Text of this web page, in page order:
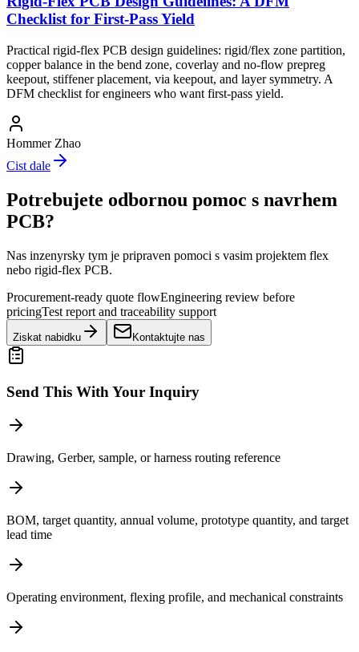
Checklist for First-Pass Yield
Practical rigid-flex PCB design guidelines: rigid/flex zone partition,
copper balance in the bend zone, coverlay and no-flow prepreg
keepout, stiffener placement, via keepout, and layer symmetry. A
DFM checklist for engineers who want first-pass yield.
Hommer Zhao
Cist dale
Potrebujete odbornou pomoc s navrhem
PCB?
Nas inzenyrsky tym je pripraven pomoci s vasim projektem flex
nebo rigid-flex PCB.
Procurement-ready quote flowEngineering review before
pricingTest report and traceability support
Ziskat nabidku Kontaktujte nas
Send This With Your Inquiry
Drawing, Gerber, sample, or harness routing reference
BOM, target quantity, annual volume, prototype quantity, and target
lead time
Operating environment, flexing profile, and mechanical constraints